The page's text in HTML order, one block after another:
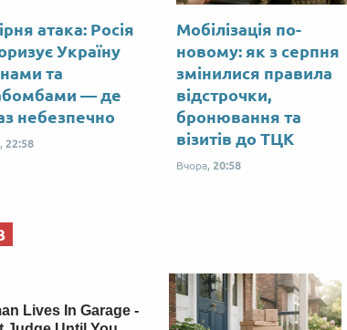
атака: Росія
Україну
та
— де
небезпечно
22:58
Мобілізація по-
новому: як з серпня
змінилися правила
відстрочки,
бронювання та
візитів до ТЦК
Вчора, 20:58
Lives In Garage -